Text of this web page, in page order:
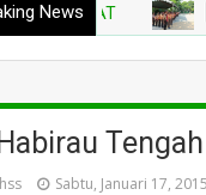
News BERITA
Sabtu, Januari 17, 2015